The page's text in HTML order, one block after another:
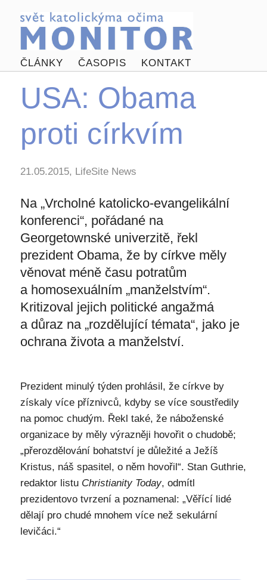
ČLÁNKY ČASOPIS KONTAKT
USA: Obama
proti církvím
21.05.2015, LifeSite News
Na „Vrcholné katolicko-evangelikální
konferenci“, pořádané na
Georgetownské univerzitě, řekl
prezident Obama, že by církve měly
věnovat méně času potratům
a homosexuálním „manželstvím“.
Kritizoval jejich politické angažmá
a důraz na „rozdělující témata“, jako je
ochrana života a manželství.
Prezident minulý týden prohlásil, že církve by
získaly více příznivců, kdyby se více soustředily
na pomoc chudým. Řekl také, že náboženské
organizace by měly výrazněji hovořit o chudobě;
„přerozdělování bohatství je důležité a Ježíš
Kristus, náš spasitel, o něm hovořil“. Stan Guthrie,
redaktor listu Christianity Today, odmítl
prezidentovo tvrzení a poznamenal: „Věřící lidé
dělají pro chudé mnohem více než sekulární
levičáci.“